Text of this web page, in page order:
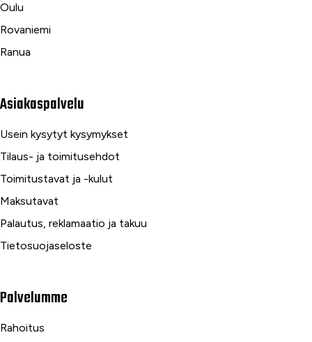
Oulu
Rovaniemi
Ranua
Asiakaspalvelu
Usein kysytyt kysymykset
Tilaus- ja toimitusehdot
Toimitustavat ja -kulut
Maksutavat
Palautus, reklamaatio ja takuu
Tietosuojaseloste
Palvelumme
Rahoitus